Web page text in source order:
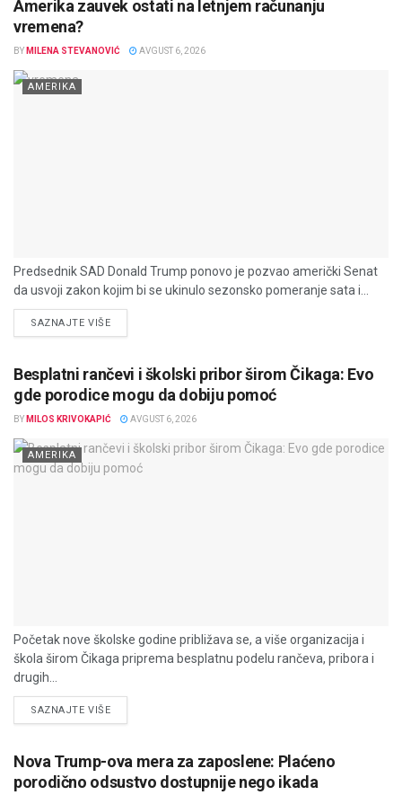
Amerika zauvek ostati na letnjem računanju
vremena?
BY MILENA STEVANOVIĆ AVGUST 6, 2026
AMERIKA
Predsednik SAD Donald Trump ponovo je pozvao američki Senat
da usvoji zakon kojim bi se ukinulo sezonsko pomeranje sata i...
SAZNAJTE VIŠEDETAILS
Besplatni rančevi i školski pribor širom Čikaga: Evo
gde porodice mogu da dobiju pomoć
BY MILOS KRIVOKAPIĆ AVGUST 6, 2026
AMERIKA
Početak nove školske godine približava se, a više organizacija i
škola širom Čikaga priprema besplatnu podelu rančeva, pribora i
drugih...
SAZNAJTE VIŠEDETAILS
Nova Trump-ova mera za zaposlene: Plaćeno
porodično odsustvo dostupnije nego ikada